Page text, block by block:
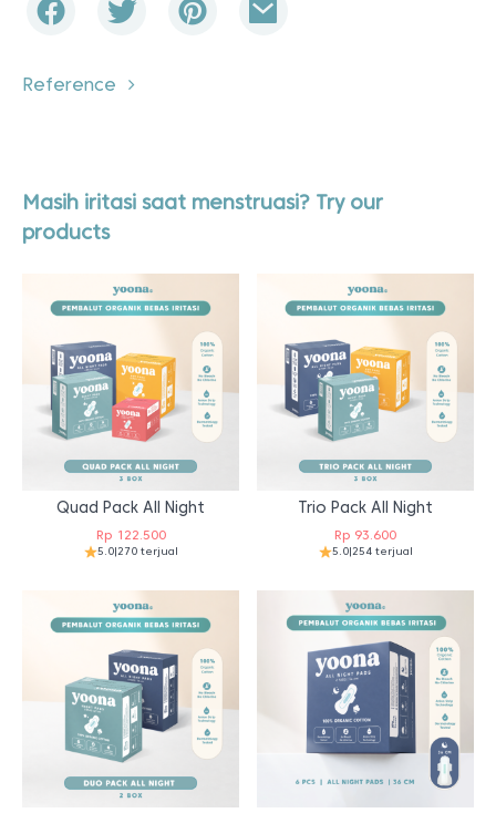
Reference
Masih iritasi saat menstruasi? Try our
products
Quad Pack All Night
Rp122.500
5.0|270 terjual
Trio Pack All Night
Rp 93.600
5.0|254 terjual